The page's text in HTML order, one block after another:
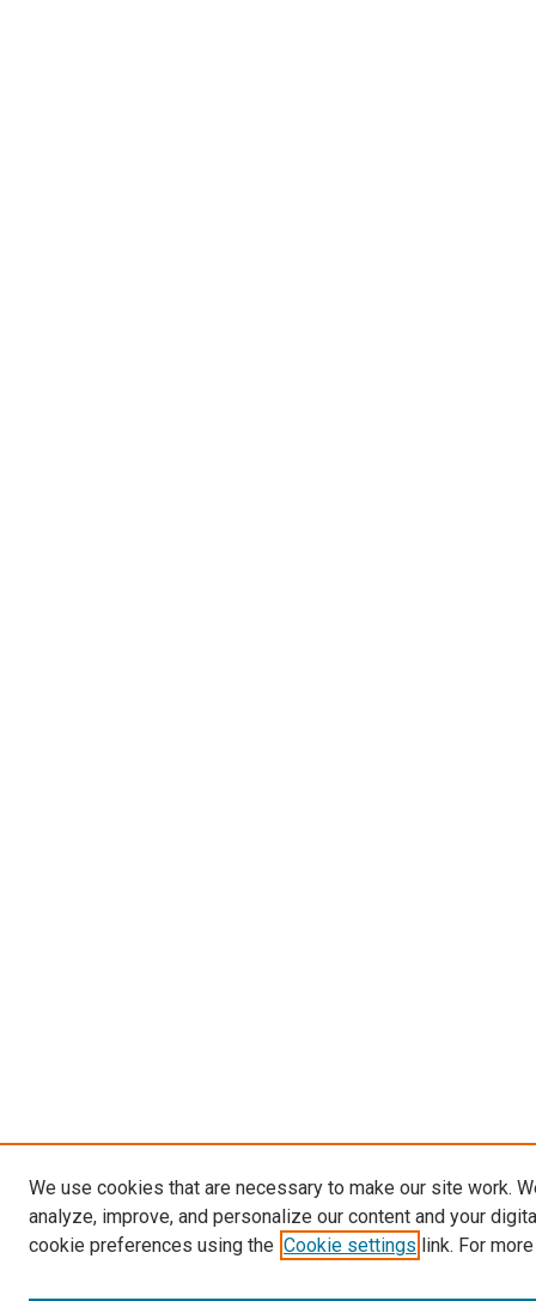
We use cookies that are necessary to make our site work.
analyze, improve, and personalize our content and your
cookie preferences using the Cookie settings link. For